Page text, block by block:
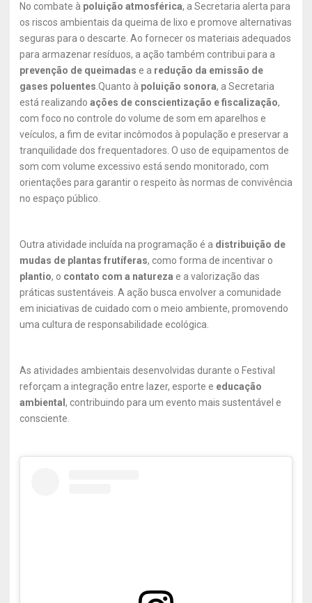
No combate à poluição atmosférica, a Secretaria alerta para
os riscos ambientais da queima de lixo e promove alternativas
seguras para o descarte. Ao fornecer os materiais adequados
para armazenar resíduos, a ação também contribui para a
prevenção de queimadas e a redução da emissão de
gases poluentes .Quanto à poluição sonora, a Secretaria
está realizando ações de conscientização e fiscalização,
com foco no controle do volume de som em aparelhos e
veículos, a fim de evitar incômodos à população e preservar a
tranquilidade dos frequentadores. O uso de equipamentos de
som com volume excessivo está sendo monitorado, com
orientações para garantir o respeito às normas de convivência
no espaço público.
Outra atividade incluída na programação é a distribuição de
mudas de plantas frutíferas, como forma de incentivar o
plantio, o contato com a natureza e a valorização das
práticas sustentáveis. A ação busca envolver a comunidade
em iniciativas de cuidado com o meio ambiente, promovendo
uma cultura de responsabilidade ecológica.
As atividades ambientais desenvolvidas durante o Festival
reforçam a integração entre lazer, esporte e educação
ambiental , contribuindo para um evento mais sustentável e
consciente.